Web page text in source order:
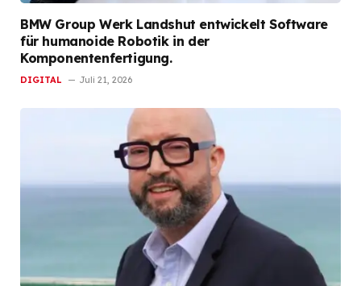
BMW Group Werk Landshut entwickelt Software
für humanoide Robotik in der
Komponentenfertigung.
DIGITAL Juli 21, 2026